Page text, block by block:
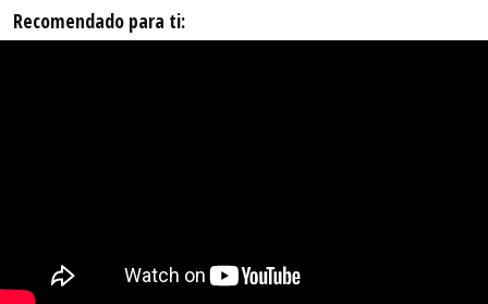
Recomendado para ti: